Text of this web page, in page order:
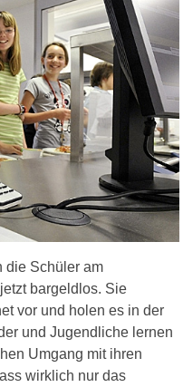
die Schüler am
bargeldlos. Sie
vor und holen es in der
und Jugendliche lernen
Umgang mit ihren
wirklich nur das